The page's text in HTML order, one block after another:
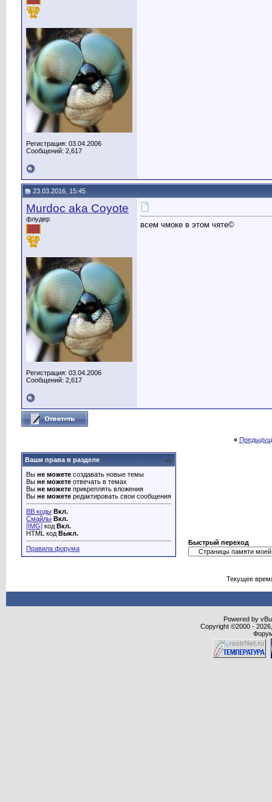
Регистрация: 03.04.2006
Сообщений: 2,617
23.03.2016, 15:45
Murdoc aka Coyote
флудер
Регистрация: 03.04.2006
Сообщений: 2,617
всем чмоке в этом чяте©
«
Ваши права в разделе
Вы не можете создавать новые темы
Вы не можете отвечать в темах
Вы не можете прикреплять вложения
Вы не можете редактировать свои сообщения
BB коды Вкл.
Смайлы Вкл.
[IMG] код Вкл.
HTML код Выкл.
Правила форума
Быстрый переход
Текущее
Powered by
Copyright ©2000 -